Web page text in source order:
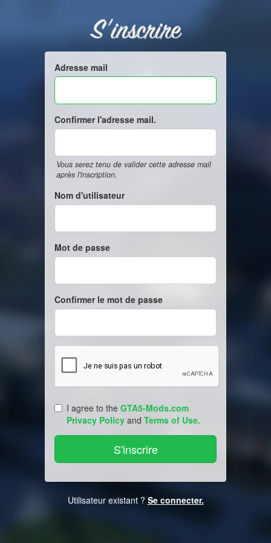
S'inscrire
Adresse mail
Confirmer l'adresse mail.
Vous serez tenu de valider cette adresse mail
après l'inscription.
Nom d'utilisateur
Mot de passe
Confirmer le mot de passe
I agree to the GTA5-Mods.com
Privacy Policy and Terms of Use.
Utilisateur existant ? Se connecter.